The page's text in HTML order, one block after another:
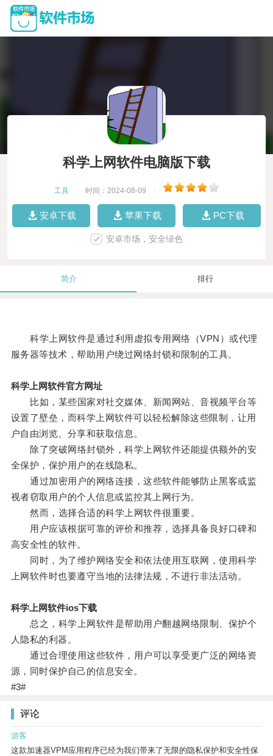
科学上网软件电脑版下载
工具 时间：2024-08-09
安卓下载 苹果下载 PC下载
安卓市场，安全绿色
简介 排行
科学上网软件是通过利用虚拟专用网络（VPN）或代理
服务器等技术，帮助用户绕过网络封锁和限制的工具。
科学上网软件官方网址
比如，某些国家对社交媒体、新闻网站、音视频平台等
设置了壁垒，而科学上网软件可以轻松解除这些限制，让用
户自由浏览、分享和获取信息。
除了突破网络封锁外，科学上网软件还能提供额外的安
全保护，保护用户的在线隐私。
通过加密用户的网络连接，这些软件能够防止黑客或监
视者窃取用户的个人信息或监控其上网行为。
然而，选择合适的科学上网软件很重要。
用户应该根据可靠的评价和推荐，选择具备良好口碑和
高安全性的软件。
同时，为了维护网络安全和依法使用互联网，使用科学
上网软件时也要遵守当地的法律法规，不进行非法活动。
科学上网软件ios下载
总之，科学上网软件是帮助用户翻越网络限制、保护个
人隐私的利器。
通过合理使用这些软件，用户可以享受更广泛的网络资
源，同时保护自己的信息安全。
#3#
评论
游客
这款加速器VPM应用程序已经为我们带来了无限的隐私保护和安全性保